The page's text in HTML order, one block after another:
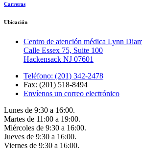
Carreras
Ubicación
Centro de atención médica Lynn
Calle Essex 75, Suite 100
Hackensack NJ 07601
Teléfono: (201) 342-2478
Fax: (201) 518-8494
Envíenos un correo electrónico
Lunes de 9:30 a 16:00.
Martes de 11:00 a 19:00.
Miércoles de 9:30 a 16:00.
Jueves de 9:30 a 16:00.
Viernes de 9:30 a 16:00.